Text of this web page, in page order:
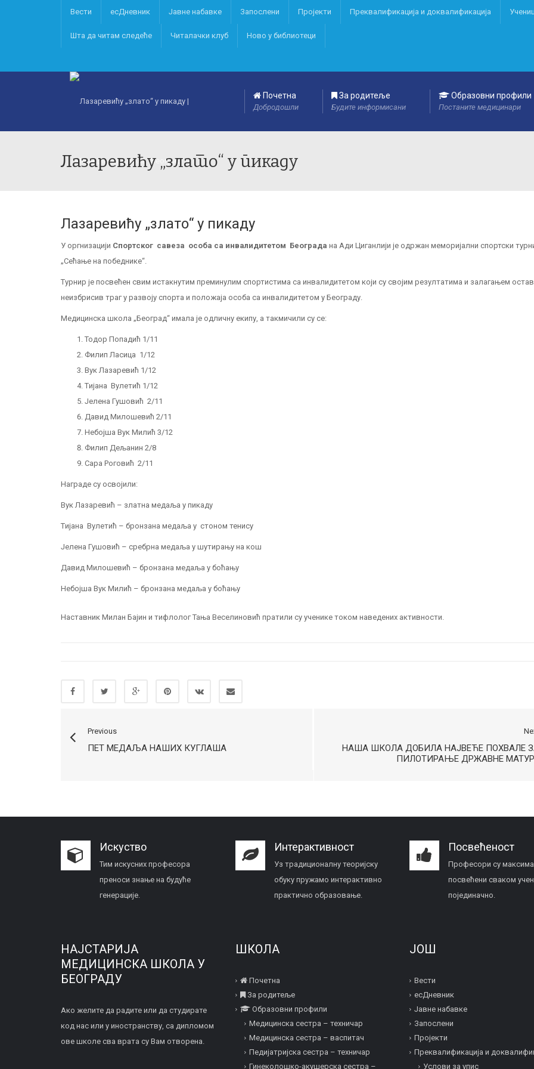
Вести есДневник Јавне набавке Запослени Пројекти Преквалификација и дoквалификација
Шта да читам следеће Читалачки клуб Ново у библиотеци
Почетна
Добродошли
За родитеље
Будите информисани
Образовни профили
Постаните медицинари
Лазаревићу „злато“ у пикаду
Лазаревићу „злато“ у пикаду
У оргнизацији Спортског савеза особа са инвалидитетом Београда на Ади Циганлији je одржан меморијални спортски
„Сећање на победнике“.
Турнир је посвећен свим истакнутим преминулим спортистима са инвалидитетом који су својим резултатима и залагањем
неизбрисив траг у развоју спорта и положаја особа са инвалидитетом у Београду.
Медицинскa школа „Београд“ имала је одличну екипу, а такмичили су се:
Тодор Попадић 1/11
Филип Ласица 1/12
Вук Лазаревић 1/12
Tијана Вулетић 1/12
Јелена Гушовић 2/11
Давид Милошевић 2/11
Небојша Вук Милић 3/12
Филип Дељанин 2/8
Сара Роговић 2/11
Награде су освојили:
Вук Лазаревић – златна медаља у пикаду
Tијана Вулетић – бронзана медаља у стоном тенису
Јелена Гушовић – сребрна медаља у шутирању на кош
Давид Милошевић – бронзана медаља у боћању
Небојша Вук Милић – бронзана медаља у боћању
Наставник Милан Бајин и тифлолог Тања Веселиновић пратили су ученике током наведених активности.
Previous
ПЕТ МЕДАЉА НАШИХ КУГЛАША
НАША ШКОЛА ДОБИЛА НАЈВЕЋЕ ПОХВАЛЕ
ПИЛОТИРАЊЕ ДРЖАВНЕ
Искуство
Тим искусних професора
преноси знање на будуће
генерације.
Интерактивност
Уз традиционалну теоријску
обуку пружамо интерактивно
практично образовање.
Посвећеност
Професори су
посвећени сваком
појединачно.
НАЈСТАРИЈА
МЕДИЦИНСКА ШКОЛА У
БЕОГРАДУ
Ако желите да радите или да студирате
код нас или у иностранству, са дипломом
ове школе сва врата су Вам отворена.
ШКОЛА
Почетна
За родитеље
Образовни профили
Медицинска сестра – техничар
Медицинска сестра – васпитач
Педијатријска сестра – техничар
Гинеколошко-акушерска сестра –
ЈОШ
Вести
есДневник
Јавне набавке
Запослени
Пројекти
Преквалификација и
Услови за упис